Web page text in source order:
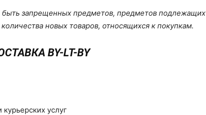
запрещенных предметов, предметов подлежащих
новых товаров, относящихся к покупкам.
BY-LT-BY
курьерских услуг